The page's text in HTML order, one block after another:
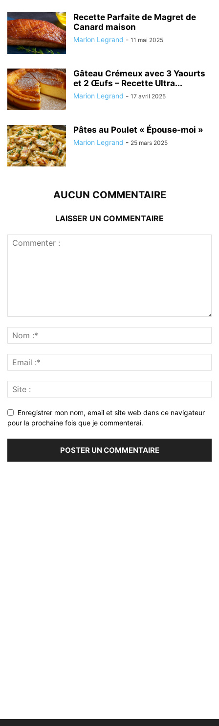
Recette Parfaite de Magret de
Canard maison
Marion Legrand - 11 mai 2025
Gâteau Crémeux avec 3 Yaourts
et 2 Œufs – Recette Ultra...
Marion Legrand - 17 avril 2025
Pâtes au Poulet « Épouse-moi »
Marion Legrand - 25 mars 2025
AUCUN COMMENTAIRE
LAISSER UN COMMENTAIRE
Enregistrer mon nom, email et site web dans ce navigateur
pour la prochaine fois que je commenterai.